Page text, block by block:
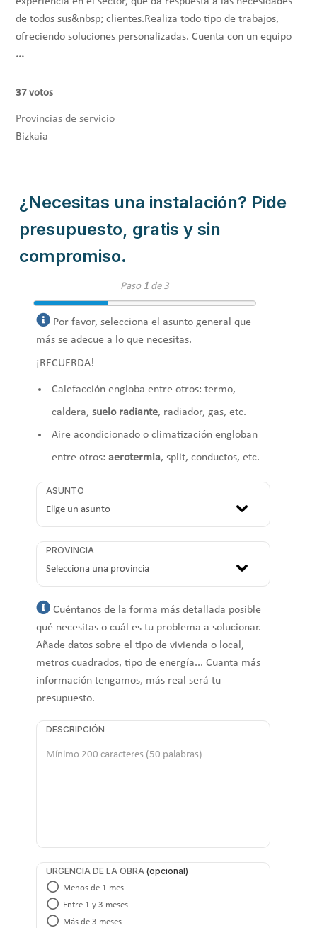
de todos sus&nbsp; clientes.Realiza todo tipo de trabajos,
ofreciendo soluciones personalizadas. Cuenta con un equipo
...
37 votos
Provincias de servicio
Bizkaia
¿Necesitas una instalación? Pide
presupuesto, gratis y sin
compromiso.
Paso 1de 3
Por favor, selecciona el asunto general que
más se adecue a lo que necesitas.
¡RECUERDA!
Calefacción engloba entre otros: termo,
caldera, suelo radiante, radiador, gas, etc.
Aire acondicionado o climatización engloban
entre otros: aerotermia, split, conductos, etc.
ASUNTO
PROVINCIA
Cuéntanos de la forma más detallada posible
qué necesitas o cuál es tu problema a solucionar.
Añade datos sobre el tipo de vivienda o local,
metros cuadrados, tipo de energía... Cuanta más
información tengamos, más real será tu
presupuesto.
DESCRIPCIÓN
URGENCIA DE LA OBRA
Menos de 1 mes
Entre 1 y 3 meses
Más de 3 meses